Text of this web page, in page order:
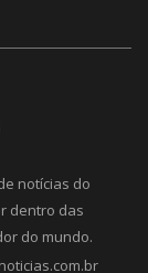
notícias do
dentro das
do mundo.